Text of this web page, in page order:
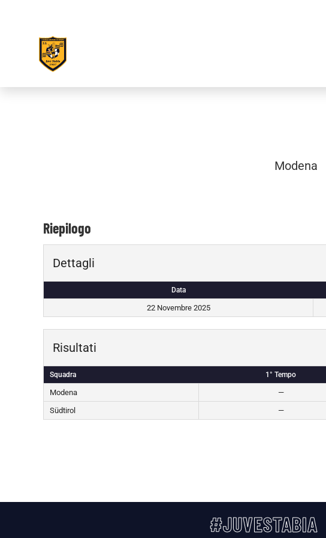
Modena
Riepilogo
Dettagli
Data
22 Novembre 2025
Risultati
Squadra 1° Tempo
Modena —
Südtirol
—
#JUVESTABIA